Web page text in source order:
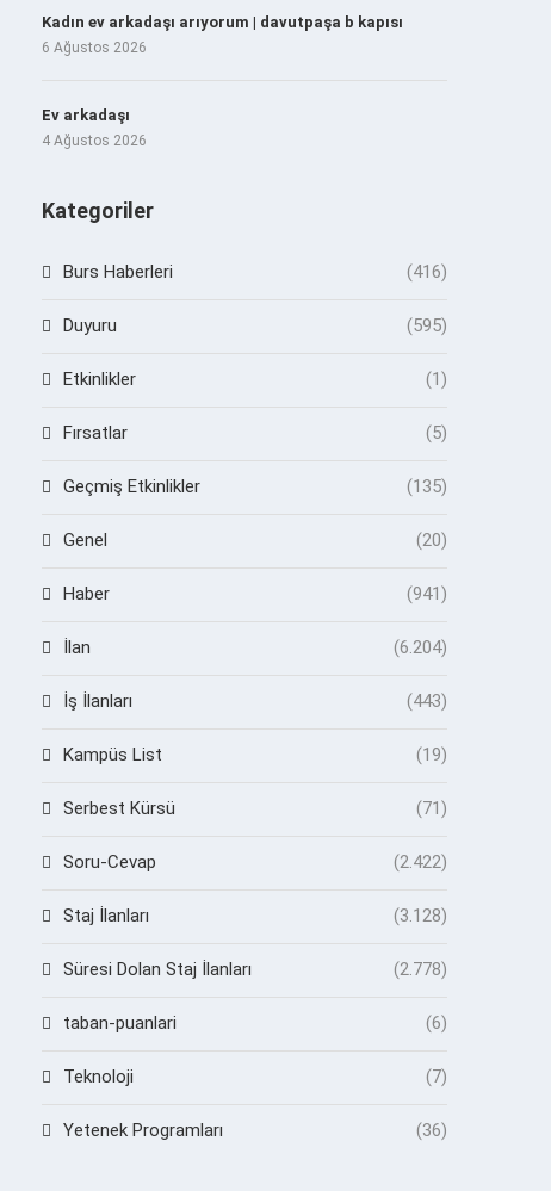
Kadın ev arkadaşı arıyorum | davutpaşa b kapısı
6 Ağustos 2026
Ev arkadaşı
4 Ağustos 2026
Kategoriler
Burs Haberleri (416)
Duyuru (595)
Etkinlikler (1)
Fırsatlar (5)
Geçmiş Etkinlikler (135)
Genel (20)
Haber (941)
İlan (6.204)
İş İlanları (443)
Kampüs List (19)
Serbest Kürsü (71)
Soru-Cevap (2.422)
Staj İlanları (3.128)
Süresi Dolan Staj İlanları (2.778)
taban-puanlari (6)
Teknoloji (7)
Yetenek Programları (36)